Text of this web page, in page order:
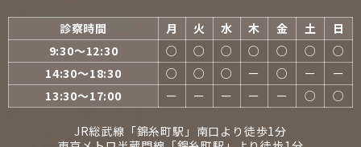
診察時間 月 火 水 木 金 土
日
9:30〜12:30
○ ○ ○ ○ ○ ○
○
14:30〜18:30
○ ○ ○ ー ○ ー
ー
13:30〜17:00
ー ー ー ー ー ○ ○
JR総武線「錦糸町駅」南口より徒歩1分